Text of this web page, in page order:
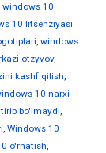
windows 10
10 litsenziyasi
, windows
otzyvov,
kashf qilish,
10 narxi
bo'lmaydi,
, Windows 10
o'rnatish,